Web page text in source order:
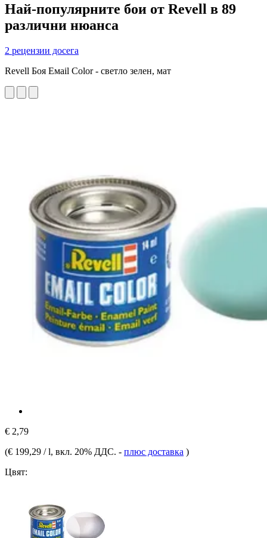
Най-популярните бои от Revell в 89
различни нюанса
2 рецензии досега
Revell Боя Емаil Color - светло зелен, мат
€ 2,79
(€ 199,29 / l, вкл. 20% ДДС. - плюс доставка )
Цвят: